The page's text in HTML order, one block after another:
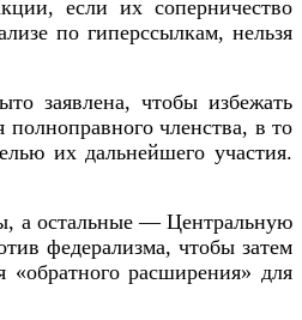
если их соперничество
по гиперссылкам, нельзя
заявлена, чтобы избежать
членства, в то
их дальнейшего участия.
а остальные — Центральную
федерализма, чтобы затем
«обратного расширения» для